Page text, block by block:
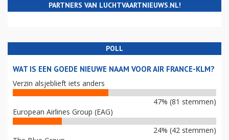
PARTNERS VAN LUCHTVAARTNIEUWS.NL!
POLL
WAT IS EEN GOEDE NIEUWE NAAM VOOR AIR FRANCE-KLM?
Verzin alsjeblieft iets anders
47% (81 stemmen)
European Airlines Group (EAG)
24% (42 stemmen)